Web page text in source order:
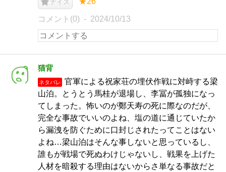
ナイス
コメント(0) 2024/10/13
猫背
ネタバレ
官軍による祝家荘の埋伏作戦に対峙する梁
山泊。とうとう馬桂が退場し、李冨が孤独になっ
てしまった。怖いのが鄭天寿の死に際なのだが、
完全な事故でいいのよね、塩の道に通じていたか
ら漏洩を防ぐために口封じされたってことはない
よね…梁山泊はそんな事しないと思っているし、
誰もが戦場で死ぬわけじゃないし、戦果を上げた
人材を暗殺する理由はないからさ単なる事故だと